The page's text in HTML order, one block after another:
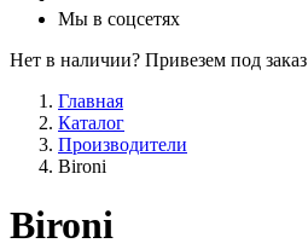
Мы в соцсетях
Нет в наличии? Привезем под заказ
Главная
Каталог
Производители
Bironi
Bironi